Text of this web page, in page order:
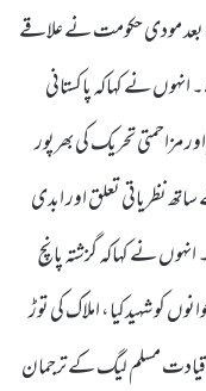
نے کہاکہ اگست 2019 کے بعد مودی حکومت نے علاقے
نے کہاکہ پاکستانی
مزاحمتی تحریک کی بھرپور
نظریاتی تعلق اور ابدی
نے کہاکہ گزشتہ پانچ
کو شہیدکیا، املاک کی توڑ
مسلم لیگ کے ترجمان